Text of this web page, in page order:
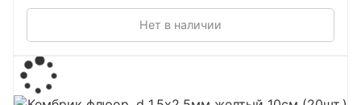
Нет в наличии